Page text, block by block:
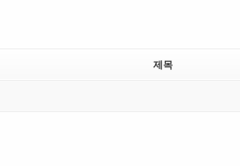
제목